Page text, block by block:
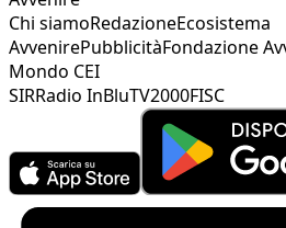
Chi siamoRedazioneEcosistema
AvvenirePubblicitàFondazione
Mondo CEI
SIRRadio InBluTV2000FISC